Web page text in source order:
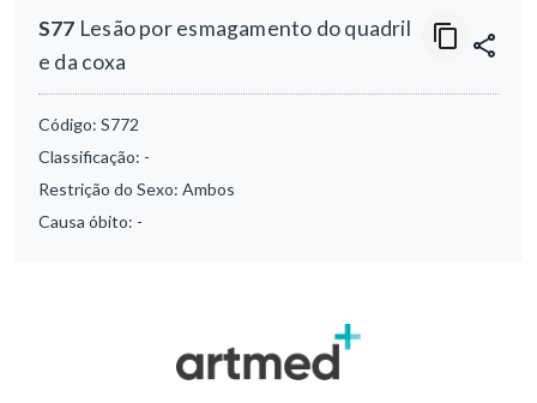
S77 Lesão por esmagamento do quadril
e da coxa
Código: S772
Classificação: -
Restrição do Sexo: Ambos
Causa óbito: -